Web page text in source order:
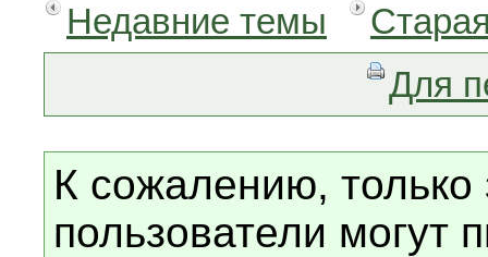
Недавние темы
Для
К сожалению, только
пользователи могут